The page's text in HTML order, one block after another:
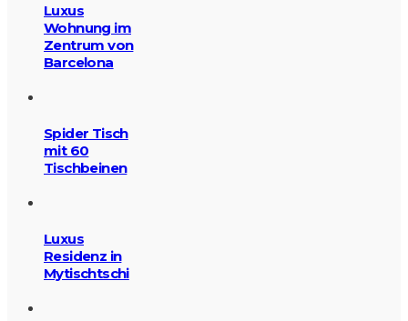
Luxus
Wohnung im
Zentrum von
Barcelona
Spider Tisch
mit 60
Tischbeinen
Luxus
Residenz in
Mytischtschi